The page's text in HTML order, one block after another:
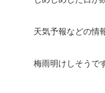
天気予報などの情
梅雨明けしそうで